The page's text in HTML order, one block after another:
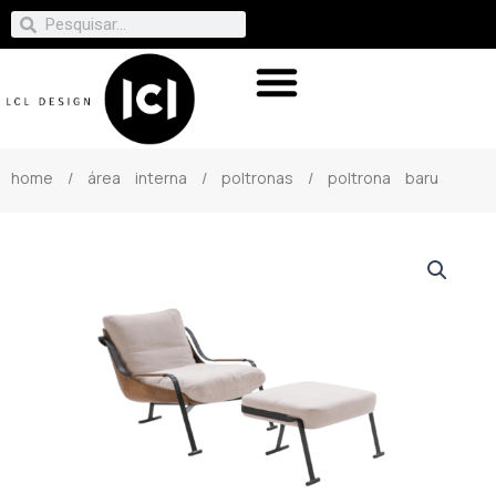
home / área interna / poltronas / poltrona baru